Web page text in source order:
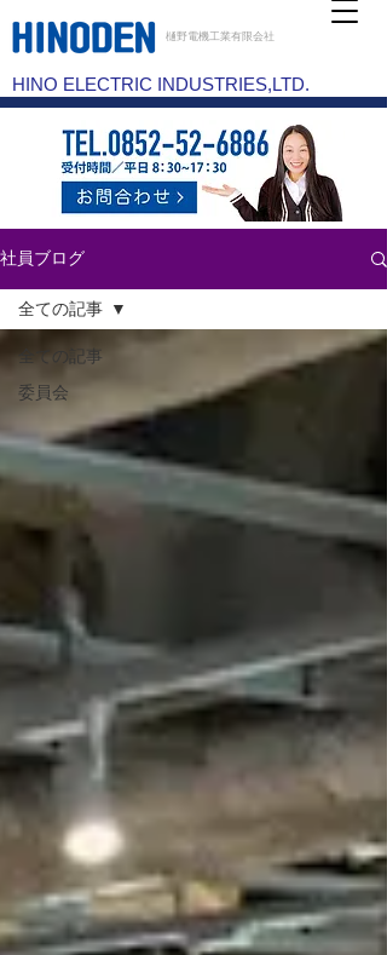
樋野電機工業有限会社
HINO ELECTRIC INDUSTRIES,LTD.
社員ブログ
全ての記事
委員会
全ての記事